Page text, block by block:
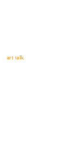
art talk